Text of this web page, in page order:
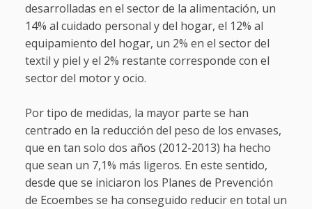
desarrolladas en el sector de la alimentación, un
14% al cuidado personal y del hogar, el 12% al
equipamiento del hogar, un 2% en el sector del
textil y piel y el 2% restante corresponde con el
sector del motor y ocio.
Por tipo de medidas, la mayor parte se han
centrado en la reducción del peso de los envases,
que en tan solo dos años (2012-2013) ha hecho
que sean un 7,1% más ligeros. En este sentido,
desde que se iniciaron los Planes de Prevención
de Ecoembes se ha conseguido reducir en total un